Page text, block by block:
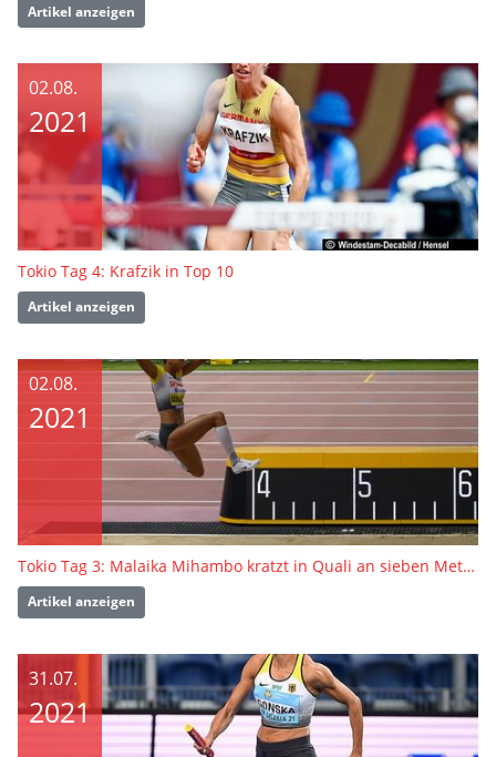
Artikel anzeigen
02.08.
2021
Tokio Tag 4: Krafzik in Top 10
Artikel anzeigen
02.08.
2021
Tokio Tag 3: Malaika Mihambo kratzt in Quali an sieben Metern
Artikel anzeigen
31.07.
2021